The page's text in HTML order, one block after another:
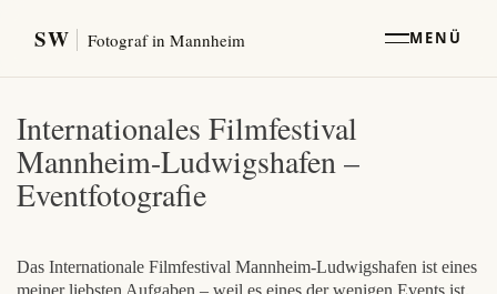
SW Fotograf in Mannheim MENÜ
Internationales Filmfestival
Mannheim-Ludwigshafen –
Eventfotografie
Das Internationale Filmfestival Mannheim-Ludwigshafen ist eines
meiner liebsten Aufgaben – weil es eines der wenigen Events ist,